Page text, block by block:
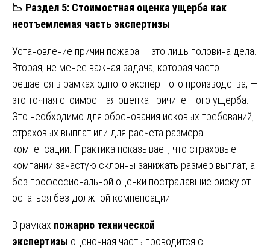
📉 Раздел 5: Стоимостная оценка ущерба как
неотъемлемая часть экспертизы
Установление причин пожара — это лишь половина дела.
Вторая, не менее важная задача, которая часто
решается в рамках одного экспертного производства, —
это точная стоимостная оценка причиненного ущерба.
Это необходимо для обоснования исковых требований,
страховых выплат или для расчета размера
компенсации. Практика показывает, что страховые
компании зачастую склонны занижать размер выплат, а
без профессиональной оценки пострадавшие рискуют
остаться без должной компенсации.
В рамках пожарно технической
экспертизы оценочная часть проводится с